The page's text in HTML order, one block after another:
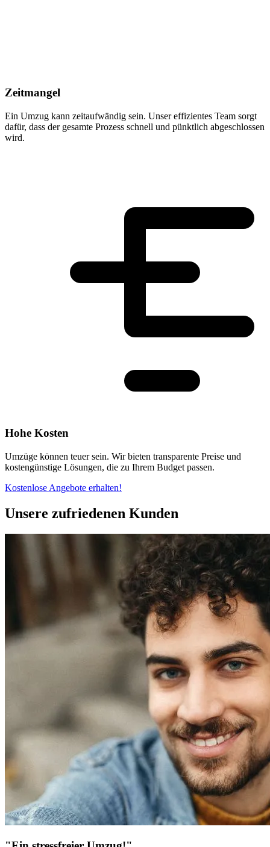
Zeitmangel
Ein Umzug kann zeitaufwändig sein. Unser effizientes Team sorgt
dafür, dass der gesamte Prozess schnell und pünktlich abgeschlossen
wird.
Hohe Kosten
Umzüge können teuer sein. Wir bieten transparente Preise und
kostengünstige Lösungen, die zu Ihrem Budget passen.
Kostenlose Angebote erhalten!
Unsere zufriedenen Kunden